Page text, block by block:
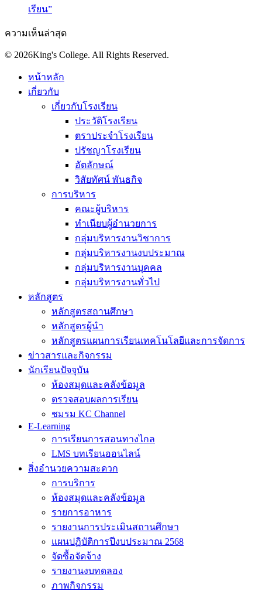
เรียน”
ความเห็นล่าสุด
© 2026King's College. All Rights Reserved.
หน้าหลัก
เกี่ยวกับ
เกี่ยวกับโรงเรียน
ประวัติโรงเรียน
ตราประจำโรงเรียน
ปรัชญาโรงเรียน
อัตลักษณ์
วิสัยทัศน์ พันธกิจ
การบริหาร
คณะผู้บริหาร
ทำเนียบผู้อำนวยการ
กลุ่มบริหารงานวิชาการ
กลุ่มบริหารงานงบประมาณ
กลุ่มบริหารงานบุคคล
กลุ่มบริหารงานทั่วไป
หลักสูตร
หลักสูตรสถานศึกษา
หลักสูตรผู้นำ
หลักสูตรแผนการเรียนเทคโนโลยีและการจัดการ
ข่าวสารและกิจกรรม
นักเรียนปัจจุบัน
ห้องสมุดและคลังข้อมูล
ตรวจสอบผลการเรียน
ชมรม KC Channel
E-Learning
การเรียนการสอนทางไกล
LMS บทเรียนออนไลน์
สิ่งอำนวยความสะดวก
การบริการ
ห้องสมุดและคลังข้อมูล
รายการอาหาร
รายงานการประเมินสถานศึกษา
แผนปฏิบัติการปีงบประมาณ 2568
จัดซื้อจัดจ้าง
รายงานงบทดลอง
ภาพกิจกรรม